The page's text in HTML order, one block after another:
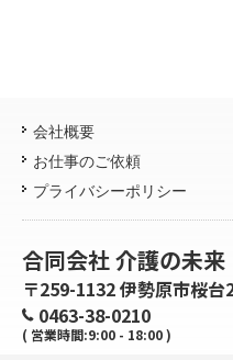
会社概要
お仕事のご依頼
プライバシーポリシー
合同会社 介護の未来
〒259-1132 伊勢原市桜台
0463-38-0210
( 営業時間:9:00 - 18:00 )